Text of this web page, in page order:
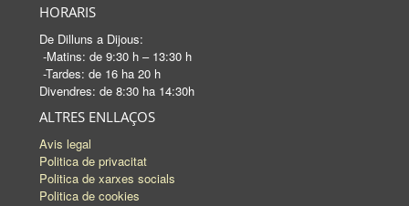
HORARIS
De Dilluns a Dijous:
-Matins: de 9:30 h – 13:30 h
-Tardes: de 16 ha 20 h
Divendres: de 8:30 ha 14:30h
ALTRES ENLLAÇOS
Avis legal
Politica de privacitat
Politica de xarxes socials
Politica de cookies